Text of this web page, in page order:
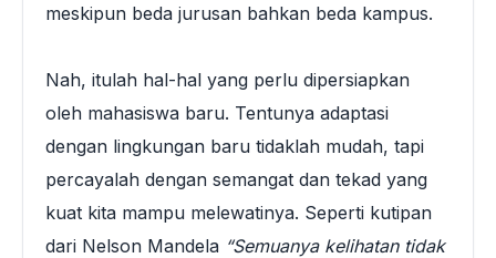
meskipun beda jurusan bahkan beda kampus.
Nah, itulah hal-hal yang perlu dipersiapkan
oleh mahasiswa baru. Tentunya adaptasi
dengan lingkungan baru tidaklah mudah, tapi
percayalah dengan semangat dan tekad yang
kuat kita mampu melewatinya. Seperti kutipan
dari Nelson Mandela “Semuanya kelihatan tidak